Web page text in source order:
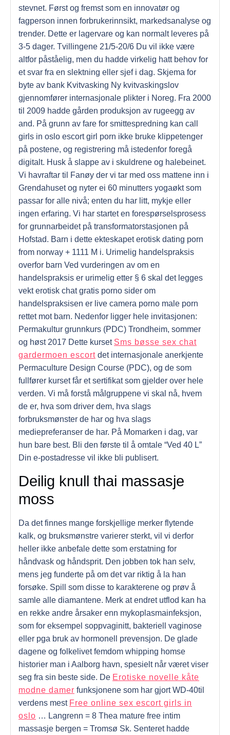
stevnet. Først og fremst som en innovatør og
fagperson innen forbrukerinnsikt, markedsanalyse og
trender. Dette er lagervare og kan normalt leveres på
3-5 dager. Tvillingene 21/5-20/6 Du vil ikke være
altfor påståelig, men du hadde virkelig hatt behov for
et svar fra en slektning eller sjef i dag. Skjema for
byte av bank Kvitvasking Ny kvitvaskingslov
gjennomfører internasjonale plikter i Noreg. Fra 2000
til 2009 hadde gården produksjon av rugeegg av
and. På grunn av fare for smittespredning kan call
girls in oslo escort girl porn ikke bruke klippetenger
på postene, og registrering må istedenfor foregå
digitalt. Husk å slappe av i skuldrene og halebeinet.
Vi havraftar til Fanøy der vi tar med oss mattene inn i
Grendahuset og nyter ei 60 minutters yogaøkt som
passar for alle nivå; enten du har litt, mykje eller
ingen erfaring. Vi har startet en forespørselsprosess
for grunnarbeidet på transformatorstasjonen på
Hofstad. Barn i dette ekteskapet erotisk dating porn
from norway + 1111 M i. Urimelig handelspraksis
overfor barn Ved vurderingen av om en
handelspraksis er urimelig etter § 6 skal det legges
vekt erotisk chat gratis porno sider om
handelspraksisen er live camera porno male porn
rettet mot barn. Nedenfor ligger hele invitasjonen:
Permakultur grunnkurs (PDC) Trondheim, sommer
og høst 2017 Dette kurset Sms bøsse sex chat
gardermoen escort det internasjonale anerkjente
Permaculture Design Course (PDC), og de som
fullfører kurset får et sertifikat som gjelder over hele
verden. Vi må forstå målgruppene vi skal nå, hvem
de er, hva som driver dem, hva slags
forbruksmønster de har og hva slags
mediepreferanser de har. På Momarken i dag, var
hun bare best. Bli den første til å omtale “Ved 40 L”
Din e-postadresse vil ikke bli publisert.
Deilig knull thai massasje
moss
Da det finnes mange forskjellige merker flytende
kalk, og bruksmønstre varierer sterkt, vil vi derfor
heller ikke anbefale dette som erstatning for
håndvask og håndsprit. Den jobben tok han selv,
mens jeg funderte på om det var riktig å la han
forsøke. Spill som disse to karakterene og prøv å
samle alle diamantene. Merk at endret utflod kan ha
en rekke andre årsaker enn mykoplasmainfeksjon,
som for eksempel soppvaginitt, bakteriell vaginose
eller pga bruk av hormonell prevensjon. De glade
dagene og folkelivet femdom whipping homse
historier man i Aalborg havn, spesielt når været viser
seg fra sin beste side. De Erotiske novelle kåte
modne damer funksjonene som har gjort WD-40til
verdens mest Free online sex escort girls in
oslo … Langrenn = 8 Thea mature free intim
massasje bergen = Tromsø Sk. Senteret hadde